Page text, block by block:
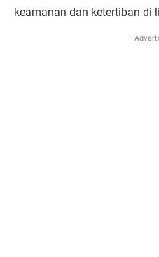
keamanan dan ketertiban di
-